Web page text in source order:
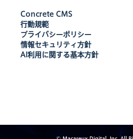
Concrete CMS
行動規範
プライバシーポリシー
情報セキュリティ方針
AI利用に関する基本方針